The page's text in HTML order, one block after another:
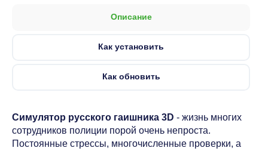
Описание
Как установить
Как обновить
Симулятор русского гаишника 3D - жизнь многих
сотрудников полиции порой очень непроста.
Постоянные стрессы, многочисленные проверки, а